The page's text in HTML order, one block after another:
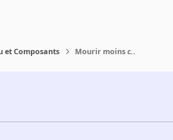
et Composants Mourir moins c..